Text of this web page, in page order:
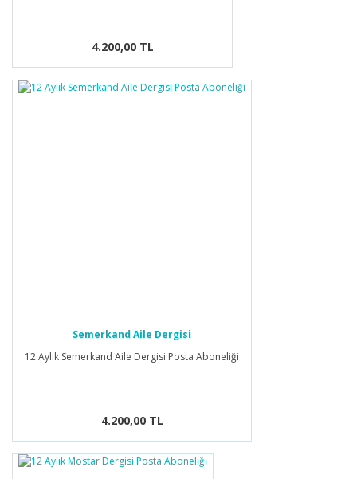
4.200,00 TL
Semerkand Aile Dergisi
12 Aylık Semerkand Aile Dergisi Posta Aboneliği
4.200,00 TL